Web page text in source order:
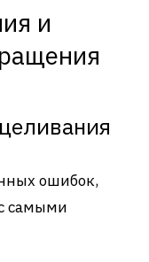
и
ошибок,
самыми